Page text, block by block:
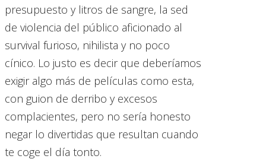
presupuesto y litros de sangre, la sed
de violencia del público aficionado al
survival furioso, nihilista y no poco
cínico. Lo justo es decir que deberíamos
exigir algo más de películas como esta,
con guion de derribo y excesos
complacientes, pero no sería honesto
negar lo divertidas que resultan cuando
te coge el día tonto.